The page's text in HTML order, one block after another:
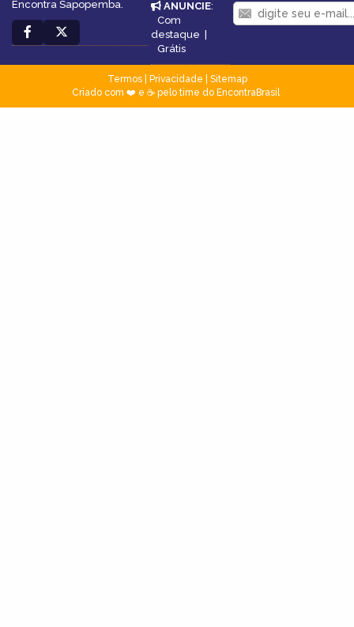
Encontra Sapopemba.
ANUNCIE:
Com
destaque |
Grátis
Termos| Privacidade
Sitemap
Criado com ❤️ e ☕ pelo time do EncontraBrasil